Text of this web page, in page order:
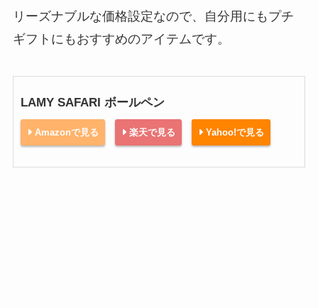
リーズナブルな価格設定なので、自分用にもプチ
ギフトにもおすすめのアイテムです。
LAMY SAFARI ボールペン
Amazonで見る 楽天で見る Yahoo!で見る